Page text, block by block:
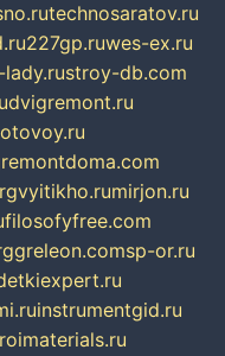
technosaratov.ru
227gp.ruwes-ex.ru
stroy-db.com
dvigremont.ru
remontdoma.com
vyitikho.rumirjon.ru
filosofyfree.com
greleon.comsp-or.ru
instrumentgid.ru